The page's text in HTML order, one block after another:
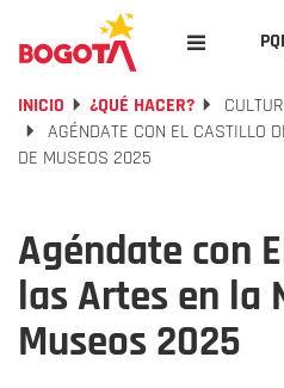
INICIO ¿QUÉ HACER?
AGÉNDATE CON EL CASTILLO
DE MUSEOS 2025
Agéndate con
las Artes en la
Museos 2025